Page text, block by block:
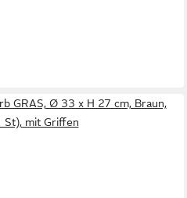
GRAS, Ø 33 x H 27 cm, Braun,
St), mit Griffen